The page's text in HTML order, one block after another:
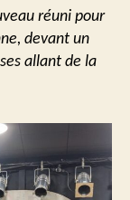
réuni pour
devant un
allant de la